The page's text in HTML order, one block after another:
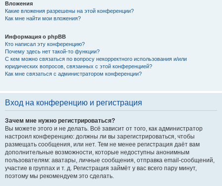
Вложения
Какие вложения разрешены на этой конференции?
Как мне найти мои вложения?
Информация о phpBB
Кто написал эту конференцию?
Почему здесь нет такой-то функции?
С кем можно связаться по вопросу некорректного использования и/или
юридических вопросов, связанных с этой конференцией?
Как мне связаться с администратором конференции?
Вход на конференцию и регистрация
Зачем мне нужно регистрироваться?
Вы можете этого и не делать. Всё зависит от того, как администратор
настроил конференцию: должны ли вы зарегистрироваться, чтобы
размещать сообщения, или нет. Тем не менее регистрация даёт вам
дополнительные возможности, которые недоступны анонимным
пользователям: аватары, личные сообщения, отправка email-сообщений,
участие в группах и т. д. Регистрация займёт у вас всего пару минут,
поэтому мы рекомендуем это сделать.